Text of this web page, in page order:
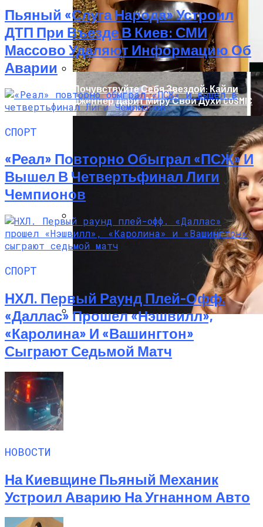
Реанимацию
В Киеве У Копа, Подозреваемого В
Наркоторговле, Нашли Пистолет
Почувствуйте Себя Звездой: Кайли
Дженнер Дарит Миру Свои Духи COSMIC
Алёна Шоптенко Показала
Танцевальный Мастер-Класс На Пляже
В Турции
Пьяный «слуга Народа» Устроил
ДТП При Въезде В Киев: СМИ
Массово Удаляют Информацию Об
Аварии
СПОРТ
«Реал» Повторно Обыграл «ПСЖ» И
Вышел В Четвертьфинал Лиги
Чемпионов
СПОРТ
НХЛ. Первый Раунд Плей-Офф.
«Даллас» Прошел «Нэшвилл»,
«Каролина» И «Вашингтон»
Сыграют Седьмой Матч
НОВОСТИ
На Киевщине Пьяный Механик
Устроил Аварию На Угнанном Авто